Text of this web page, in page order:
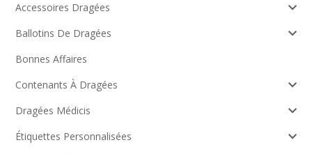
Accessoires Dragées
Ballotins De Dragées
Bonnes Affaires
Contenants À Dragées
Dragées Médicis
Étiquettes Personnalisées